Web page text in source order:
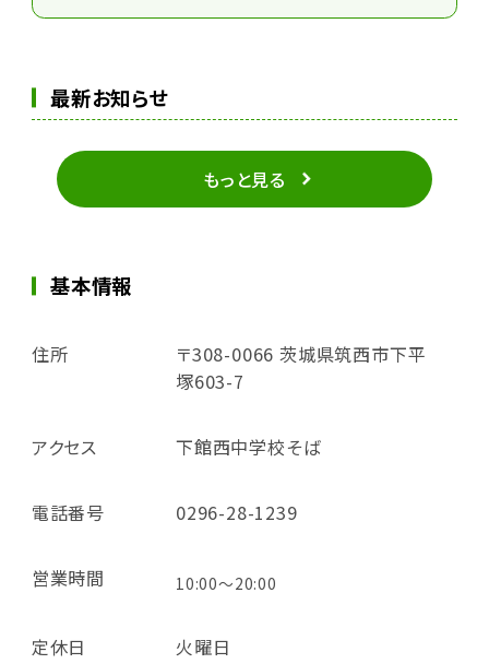
最新お知らせ
もっと見る
基本情報
住所
〒308-0066 茨城県筑西市下平
塚603-7
アクセス 下館西中学校そば
電話番号 0296-28-1239
営業時間 10:00～20:00
定休日 火曜日